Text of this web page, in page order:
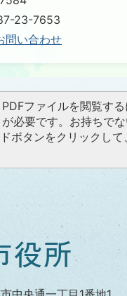
23-7653
問い合わせ
PDFファイルを閲覧す
が必要です。お持ちで
ボタンをクリックし